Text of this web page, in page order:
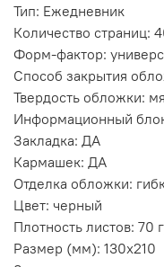
Тип: Ежедневник
Количество страниц:
Форм-фактор:
Способ закрытия
Твердость обложки:
Информационный
Закладка: ДА
Кармашек: ДА
Отделка обложки:
Цвет: черный
Плотность листов: 70
Размер (мм): 130х210